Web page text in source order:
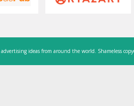
ideas from around the world. Shameless